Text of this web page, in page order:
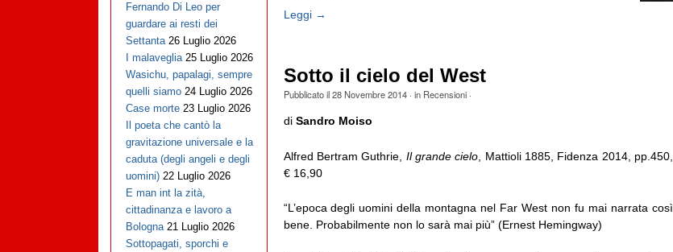
Leggi →
Sotto il cielo del West
Pubblicato il28 Novembre 2014· in Recensioni·
di Sandro Moiso
Alfred Bertram Guthrie, Il grande cielo , Mattioli 1885, Fidenza 2014, pp.450,
€ 16,90
“L’epoca degli uomini della montagna nel Far West non fu mai narrata così
bene. Probabilmente non lo sarà mai più” (Ernest Hemingway)
Fernando Di Leo per
guardare ai resti dei
Settanta 26 Luglio 2026
I malaveglia 25 Luglio 2026
Wasichu, papalagi, sempre
quelli siamo 24 Luglio 2026
Case morte 23 Luglio 2026
Il poeta che cantò la
gravitazione universale e la
caduta (degli angeli e degli
uomini) 22 Luglio 2026
E man int la zità,
cittadinanza e lavoro a
Bologna 21 Luglio 2026
Sottopagati, sporchi e